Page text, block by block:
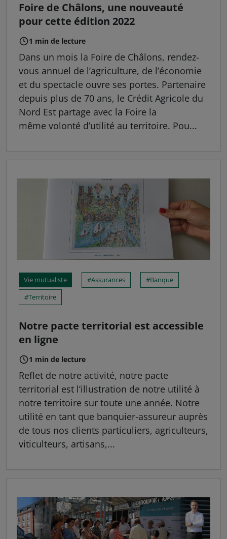
Foire de Châlons, une nouveauté
pour cette édition 2022
1 min de lecture
Dans un mois la Foire de Châlons, rendez-
vous annuel de l’agriculture, de l’économie
et du spectacle ouvre ses portes. Partenaire
depuis plus de 70 ans, le Crédit Agricole du
Nord Est partage avec la Foire la
même volonté d’utilité au territoire. Pou...
Vie mutualiste Assurances
Banque
Territoire
Notre pacte territorial est accessible
en ligne
1 min de lecture
Reflet de notre activité, notre pacte
territorial est l’illustration de notre utilité à
notre territoire sur toute une année. Notre
utilité en tant que banquier-assureur auprès
de tous nos clients particuliers, agriculteurs,
viticulteurs, artisans,...